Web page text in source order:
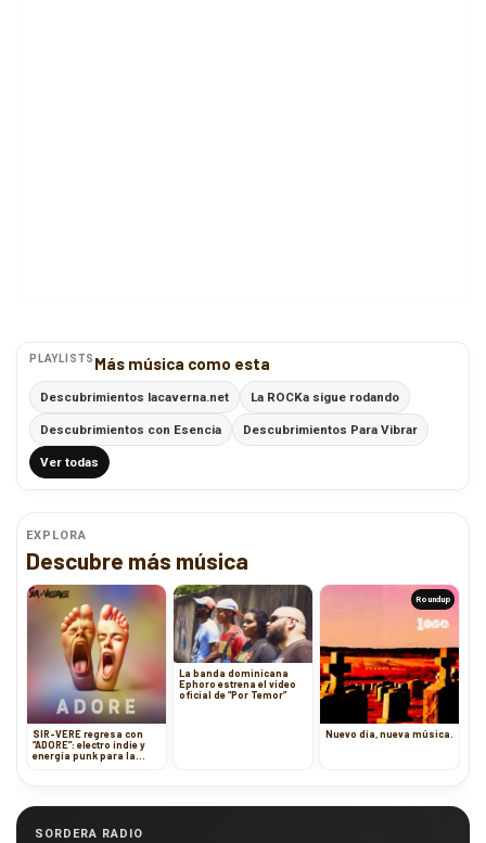
PLAYLISTS Más música como esta
Descubrimientos lacaverna.net La ROCKa sigue rodando
Descubrimientos con Esencia Descubrimientos Para Vibrar
Ver todas
EXPLORA
Descubre más música
SIR-VERE regresa con
“ADORE”: electro indie y
energía punk para la
La banda dominicana
Ephoro estrena el vídeo
oficial de “Por Temor”
Roundup
Nuevo día, nueva música.
SORDERA RADIO